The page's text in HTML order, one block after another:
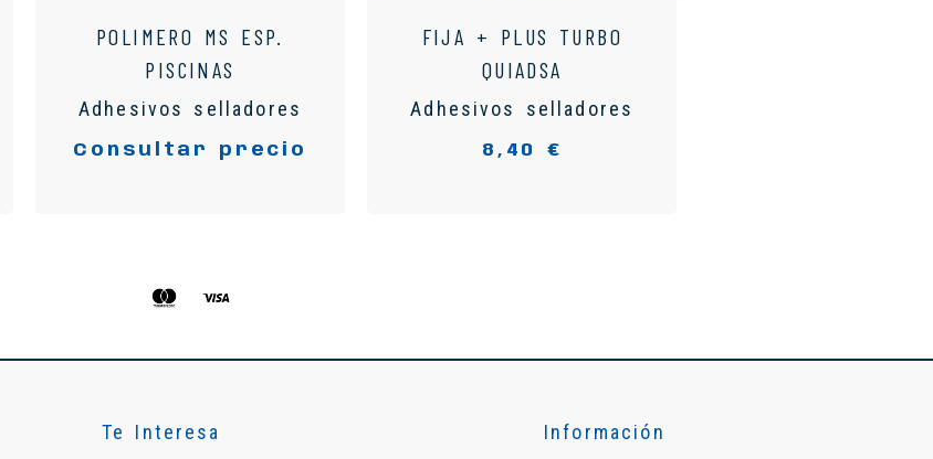
POLIMERO MS ESP.
PISCINAS
Adhesivos selladores
Consultar precio
FIJA + PLUS TURBO
QUIADSA
Adhesivos selladores
8,40 €
Te Interesa
Información